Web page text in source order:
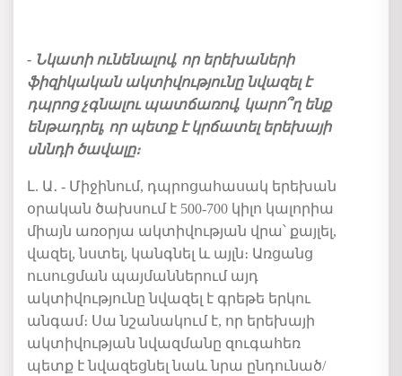
- Նկատի ունենալով, որ երեխաների
ֆիզիկական ակտիվությունը նվազել է
դպրոց չգնալու պատճառով, կարո՞ղ ենք
ենթադրել, որ պետք է կրճատել երեխայի
սննդի ծավալը։
Լ. Ա․ - Միջինում, դպրոցահասակ երեխան
օրական ծախսում է 500-700 կիլո կալորիա
միայն առօրյա ակտիվության վրա՝ քայլել,
վազել, նստել, կանգնել և այլն։ Առցանց
ուսուցման պայմաններում այդ
ակտիվությունը նվազել է գրեթե երկու
անգամ։ Սա նշանակում է, որ երեխայի
ակտիվության նվազմանը զուգահեռ
պետք է նվազեցնել նաև նրա ընդունած/